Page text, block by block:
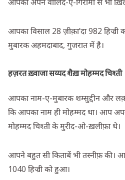
आपका विसाल 28 ज़ीक़ा’दा 982
मुबारक अहमदाबाद, गुजरात में है।
हज़रत ख़्वाजा सय्यद शैख़ मोहम्मद चिश्ती
आपका नाम-ए-मुबारक शम्सुद्दीन और
कि आपका नाम ही मोहम्मद था। आप
मोहम्मद चिश्ती के मुरीद-ओ-ख़लीफ़ा थे।
आपने बहुत सी किताबें भी तस्नीफ़ की।
1040 हिज्री को हुआ।